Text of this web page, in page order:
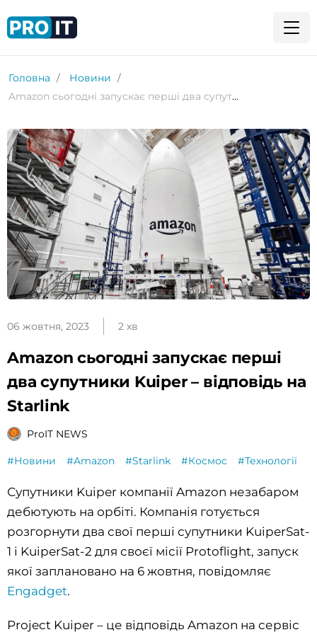
Головна
Новини
Amazon сьогодні запускає перші два супутники Kuiper – відповідь на Starlink
06 жовтня, 2023 2 хв
Amazon сьогодні запускає перші
два супутники Kuiper – відповідь на
Starlink
ProIT NEWS
#Новини #Amazon #Starlink #Космос #Технології
Супутники Kuiper компанії Amazon незабаром
дебютують на орбіті. Компанія готується
розгорнути два свої перші супутники KuiperSat-
1 і KuiperSat-2 для своєї місії Protoflight, запуск
якої заплановано на 6 жовтня, повідомляє
Engadget.
Project Kuiper – це відповідь Amazon на сервіс